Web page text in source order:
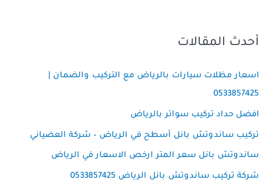
أحدث المقالات
اسعار مظلات سيارات بالرياض مع التركيب والضمان |
0533857425
افضل حداد تركيب سواتر بالرياض
تركيب ساندوتش بانل أسطح في الرياض – شركة العضياني
ساندوتش بانل سعر المتر ارخص الاسعار في الرياض
شركة تركيب ساندوتش بانل الرياض 0533857425